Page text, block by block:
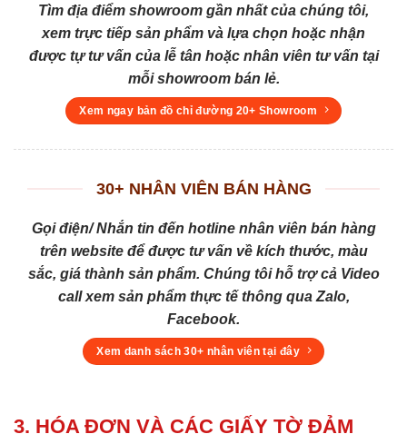
Tìm địa điểm showroom gần nhất của chúng tôi,
xem trực tiếp sản phẩm và lựa chọn hoặc nhận
được tự tư vấn của lễ tân hoặc nhân viên tư vấn tại
mỗi showroom bán lẻ.
Xem ngay bản đồ chỉ đường 20+ Showroom
30+ NHÂN VIÊN BÁN HÀNG
Gọi điện/ Nhắn tin đến hotline nhân viên bán hàng
trên website để được tư vấn về kích thước, màu
sắc, giá thành sản phẩm. Chúng tôi hỗ trợ cả Video
call xem sản phẩm thực tế thông qua Zalo,
Facebook.
Xem danh sách 30+ nhân viên tại đây
3. HÓA ĐƠN VÀ CÁC GIẤY TỜ ĐẢM